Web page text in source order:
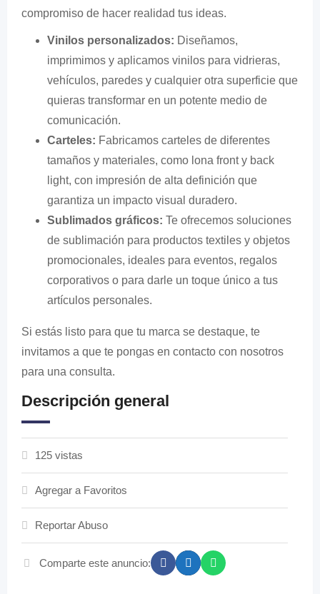
compromiso de hacer realidad tus ideas.
Vinilos personalizados: Diseñamos,
imprimimos y aplicamos vinilos para vidrieras,
vehículos, paredes y cualquier otra superficie que
quieras transformar en un potente medio de
comunicación.
Carteles: Fabricamos carteles de diferentes
tamaños y materiales, como lona front y back
light, con impresión de alta definición que
garantiza un impacto visual duradero.
Sublimados gráficos: Te ofrecemos soluciones
de sublimación para productos textiles y objetos
promocionales, ideales para eventos, regalos
corporativos o para darle un toque único a tus
artículos personales.
Si estás listo para que tu marca se destaque, te
invitamos a que te pongas en contacto con nosotros
para una consulta.
Descripción general
125 vistas
Agregar a Favoritos
Reportar Abuso
Comparte este anuncio: